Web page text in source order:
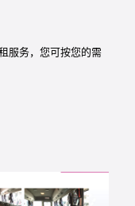
服务，您可按您的需